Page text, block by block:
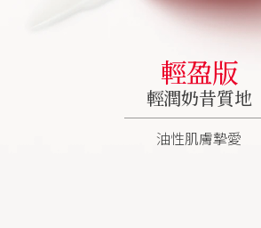
輕盈版
輕潤奶昔質地
油性肌膚摯愛